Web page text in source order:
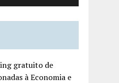
gratuito de
à Economia e